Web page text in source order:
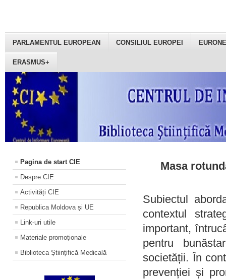
PARLAMENTUL EUROPEAN CONSILIUL EUROPEI
ERASMUS+
Pagina de start CIE
Despre CIE
Activități CIE
Republica Moldova și UE
Link-uri utile
Materiale promoţionale
Biblioteca Științifică Medicală
Masa
Subiectul
contextul
important,
pentru
societății. În
prevenției și